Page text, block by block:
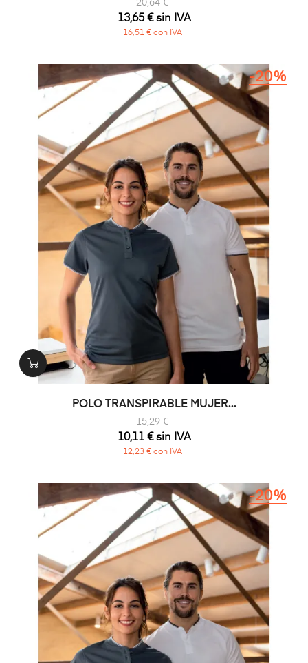
20,64 €
13,65 € sin IVA
16,51 € con IVA
POLO TRANSPIRABLE MUJER...
15,29 €
-20%
10,11 € sin IVA
12,23 € con IVA
-20%